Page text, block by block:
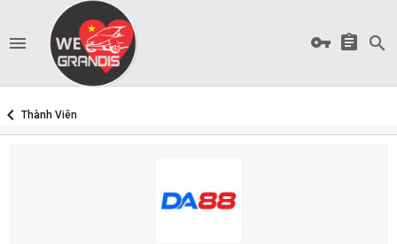
Thành Viên